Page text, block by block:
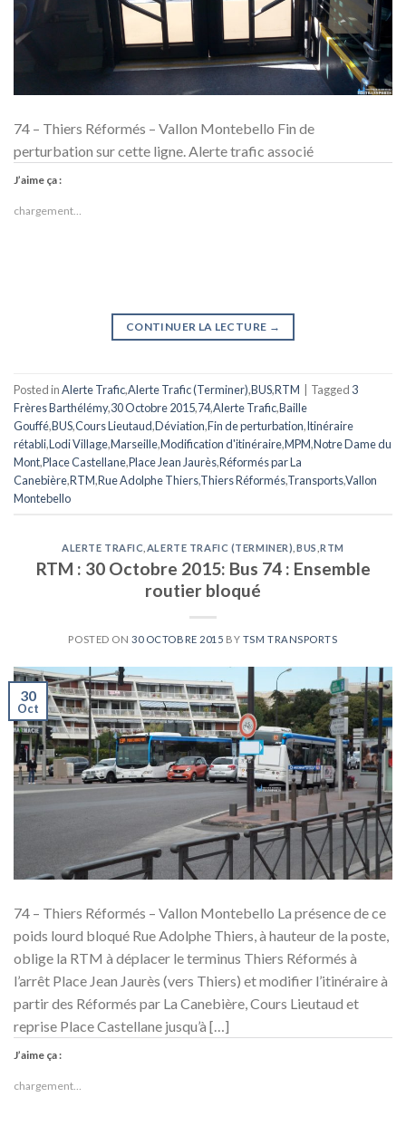
74 – Thiers Réformés – Vallon Montebello Fin de
perturbation sur cette ligne. Alerte trafic associé
J’aime ça :
chargement…
CONTINUER LA LECTURE →
Posted inAlerte Trafic,Alerte Trafic (Terminer),BUS,RTM | Tagged 3
Frères Barthélémy,30 Octobre 2015,74,Alerte Trafic,Baille
Gouffé,BUS,Cours Lieutaud,Déviation,Fin de perturbation,Itinéraire
rétabli,Lodi Village,Marseille,Modification d'itinéraire,MPM,Notre Dame du
Mont,Place Castellane,Place Jean Jaurès,Réformés par La
Canebière,RTM,Rue Adolphe Thiers,Thiers Réformés,Transports,Vallon
Montebello
ALERTE TRAFIC ALERTE TRAFIC (TERMINER) BUS ,RTM
RTM : 30 Octobre 2015: Bus 74 : Ensemble
routier bloqué
POSTED ON30 OCTOBRE 2015 BY TSM TRANSPORTS
30
Oct
74 – Thiers Réformés – Vallon Montebello La présence de ce
poids lourd bloqué Rue Adolphe Thiers, à hauteur de la poste,
oblige la RTM à déplacer le terminus Thiers Réformés à
l’arrêt Place Jean Jaurès (vers Thiers) et modifier l’itinéraire à
partir des Réformés par La Canebière, Cours Lieutaud et
reprise Place Castellane jusqu’à […]
J’aime ça :
chargement…